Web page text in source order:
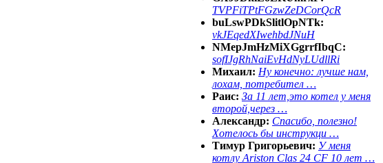
TVPFiTPtFGzwZeDCorQcR
buLswPDkSlitlOpNTk:
vkJEqedXIwehbdJNuH
NMepJmHzMiXGgrrfIbqC:
sofIJgRhNaiEvHdNyLUdllRi
Михаил: Ну конечно: лучше нам,
лохам, потребител …
Раис: За 11 лет,это котел у меня
второй,через …
Александр: Спасибо, полезно!
Хотелось бы инструкци …
Тимур Григорьевич: У меня
котлу Ariston Clas 24 CF 10 лет …